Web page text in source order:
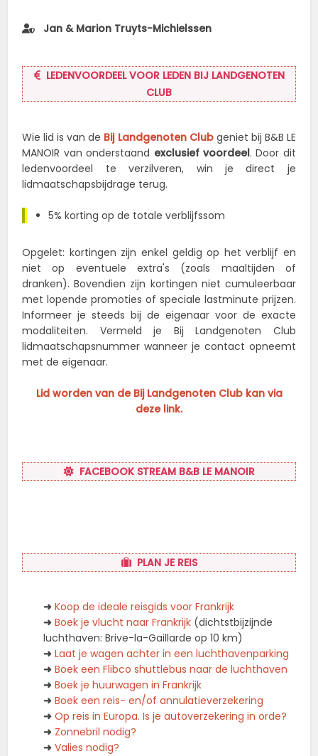
Jan & Marion Truyts-Michielssen
LEDENVOORDEEL VOOR LEDEN BIJ LANDGENOTEN
CLUB
Wie lid is van de Bij Landgenoten Clubgeniet bij B&B LE
MANOIR van onderstaand exclusief voordeel. Door dit
ledenvoordeel te verzilveren, win je direct je
lidmaatschapsbijdrage terug.
5% korting op de totale verblijfssom
Opgelet: kortingen zijn enkel geldig op het verblijf en
niet op eventuele extra's (zoals maaltijden of
dranken). Bovendien zijn kortingen niet cumuleerbaar
met lopende promoties of speciale lastminute prijzen.
Informeer je steeds bij de eigenaar voor de exacte
modaliteiten. Vermeld je Bij Landgenoten Club
lidmaatschapsnummer wanneer je contact opneemt
met de eigenaar.
Lid worden van de Bij Landgenoten Club kan via
deze link.
FACEBOOK STREAM B&B LE MANOIR
PLAN JE REIS
➜ Koop de ideale reisgids voor Frankrijk
➜ Boek je vlucht naar Frankrijk (dichtstbijzijnde
luchthaven: Brive-la-Gaillarde op 10 km)
➜ Laat je wagen achter in een luchthavenparking
➜ Boek een Flibco shuttlebus naar de luchthaven
➜ Boek je huurwagen in Frankrijk
➜ Boek een reis- en/of annulatieverzekering
➜ Op reis in Europa. Is je autoverzekering in orde?
➜ Zonnebril nodig?
➜ Valies nodig?